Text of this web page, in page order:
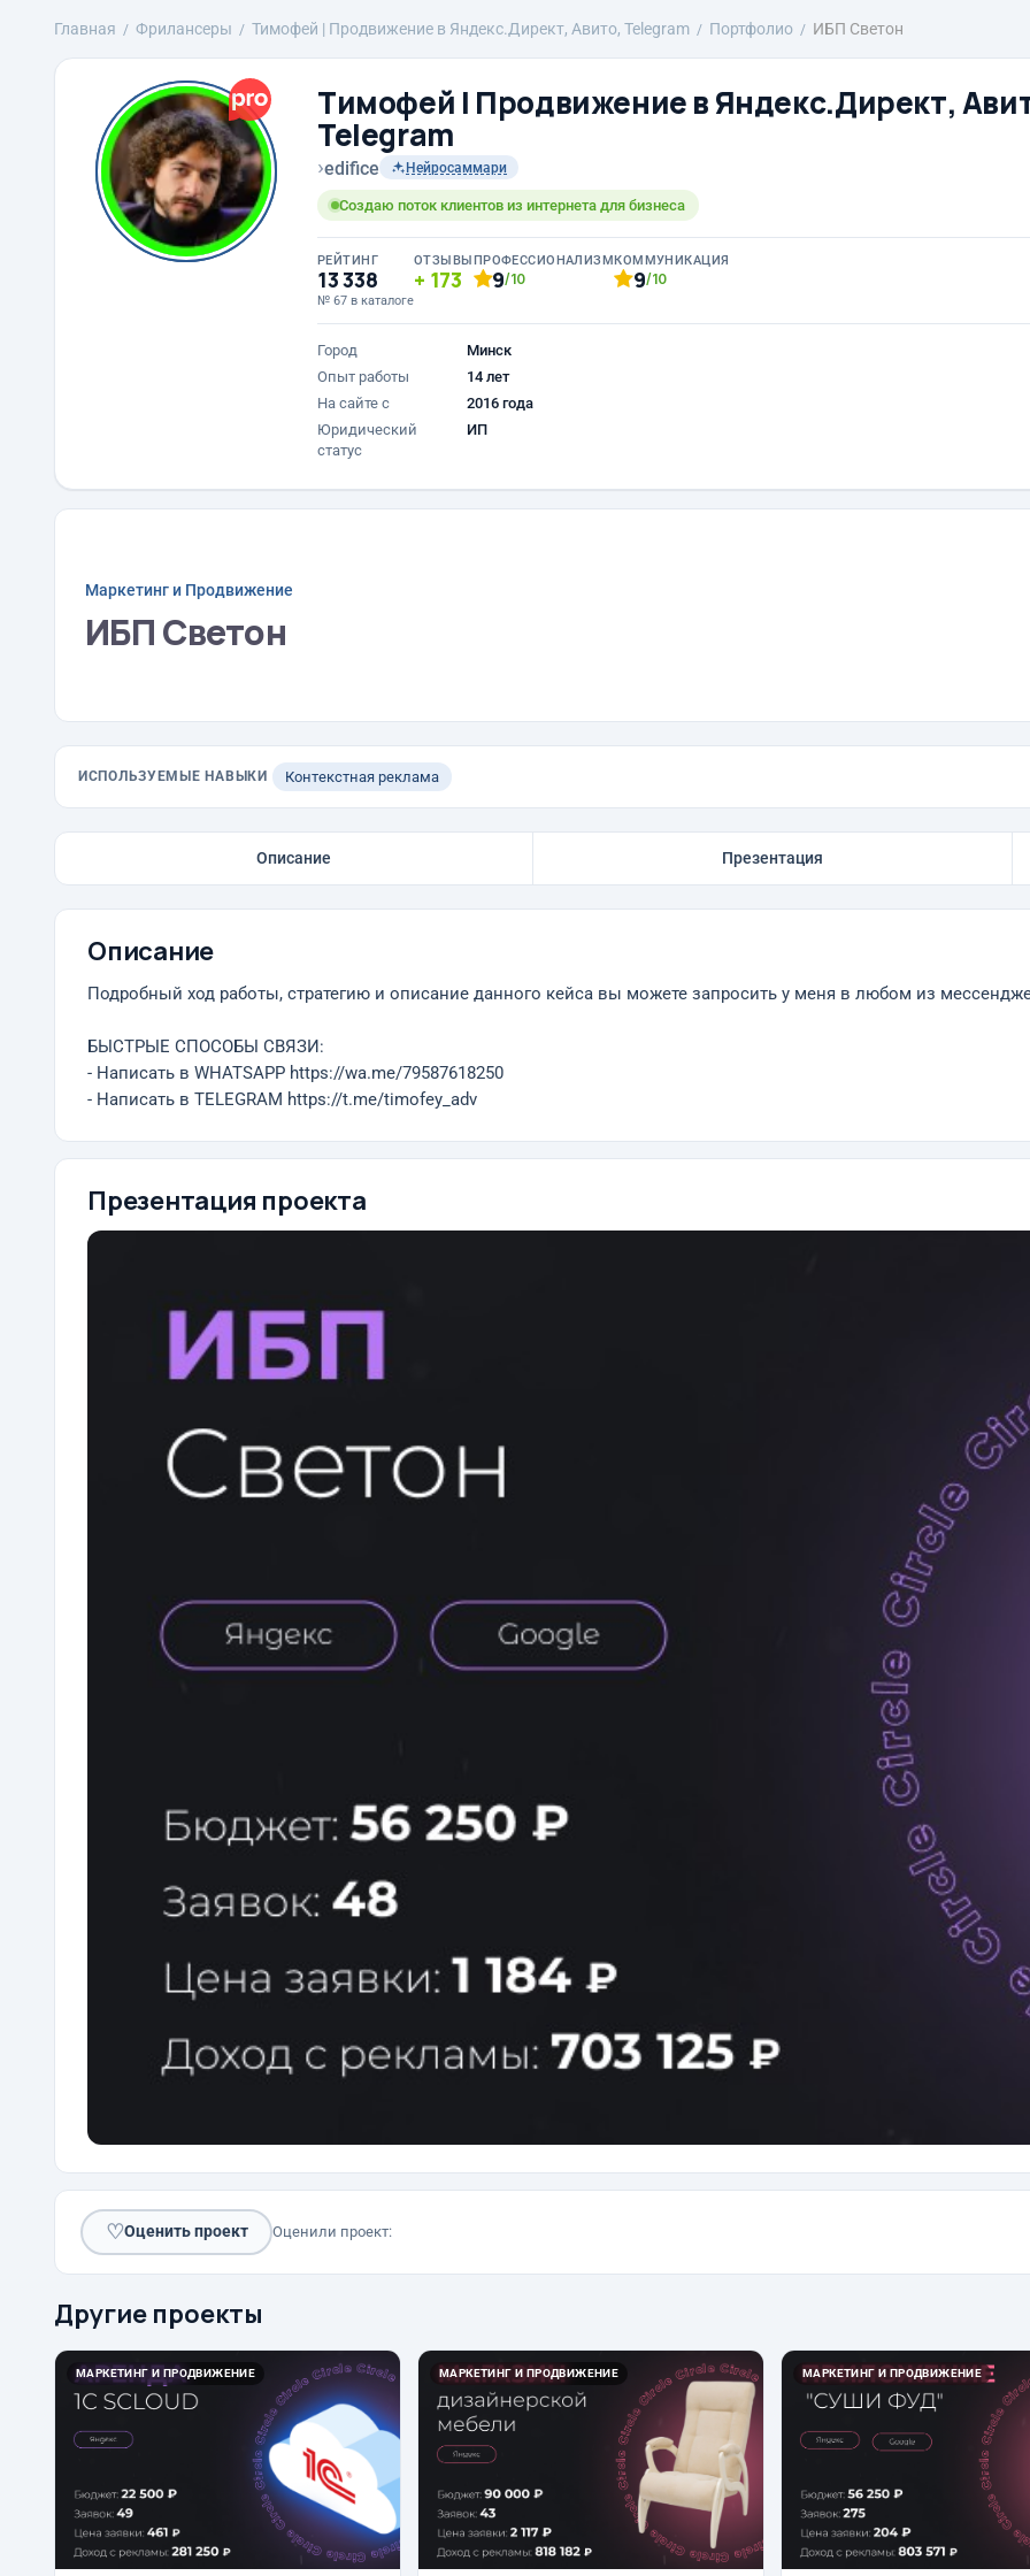
Главная Фрилансеры Тимофей | Продвижение в Яндекс.Директ, Авито, Telegram Портфолио ИБП Светон
Тимофей | Продвижение в Яндекс.Директ,
Telegram
›edifice Нейросаммари
Создаю поток клиентов из интернета для бизнеса
РЕЙТИНГ
13 338
№ 67 в каталоге
ОТЗЫВЫ
173
ПРОФЕССИОНАЛИЗМ
9/10
КОММУНИКАЦИЯ
9/10
Город
Минск
Опыт работы
14 лет
На сайте с
2016 года
Юридический
статус
ИП
Маркетинг и Продвижение
ИБП Светон
ИСПОЛЬЗУЕМЫЕ НАВЫКИ Контекстная реклама
Описание Презентация
Описание
Подробный ход работы, стратегию и описание данного кейса вы можете запросить у меня в любом из
БЫСТРЫЕ СПОСОБЫ СВЯЗИ:
- Написать в WHATSAPP https://wa.me/79587618250
- Написать в TELEGRAM https://t.me/timofey_adv
Презентация проекта
♡Оценить проект Оценили проект:
Другие проекты
МАРКЕТИНГ И ПРОДВИЖЕНИЕ МАРКЕТИНГ И ПРОДВИЖЕНИЕ МАРКЕТИНГ И ПРОДВИЖЕНИЕ